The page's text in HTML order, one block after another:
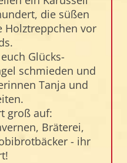
die süßen
Holztreppchen vor
Glücks-
schmieden und
Tanja und
groß auf:
Bräterei,
- ihr